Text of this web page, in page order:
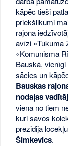
kāpēc tieši
priekšlikumi
rajona
avīzi «Tukuma
«Komunisma
Bauskā,
sācies un
Bauskas
nodaļas
viena no tiem
kuri savos
prezidija
Šimkevics.